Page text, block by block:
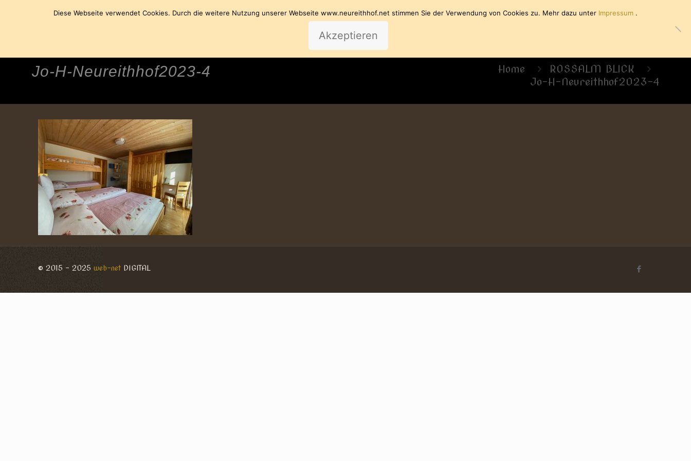
Jo-H-Neureithhof2023-4 Home
ROSSALM BLICK
Jo-H-Neureithhof2023-4
© 2015 - 2025 web-net DIGITAL
Diese Webseite verwendet Cookies. Durch die weitere Nutzung unserer Webseite www.neureithhof.net stimmen Sie der Verwendung von Cookies zu. Mehr dazu unter Impressum .
Akzeptieren